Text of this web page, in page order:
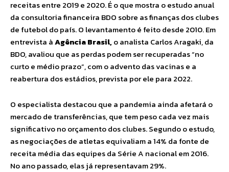
receitas entre 2019 e 2020. É o que mostra o estudo anual
da consultoria financeira BDO sobre as finanças dos clubes
de futebol do país. O levantamento é feito desde 2010. Em
entrevista àAgência Brasil,o analista Carlos Aragaki, da
BDO, avaliou que as perdas podem ser recuperadas “no
curto e médio prazo”, com o advento das vacinas e a
reabertura dos estádios, prevista por ele para 2022.
O especialista destacou que a pandemia ainda afetará o
mercado de transferências, que tem peso cada vez mais
significativo no orçamento dos clubes. Segundo o estudo,
as negociações de atletas equivaliam a 14% da fonte de
receita média das equipes da Série A nacional em 2016.
No ano passado, elas já representavam 29%.